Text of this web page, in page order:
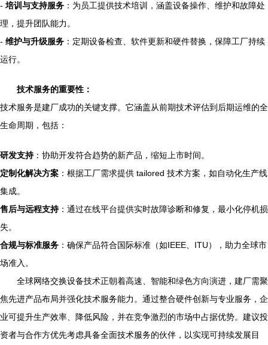
-培训与支持服务 ：为员工提供技术培训，涵盖设备操作、维护和故障处
理，提升团队能力。
- 维护与升级服务 ：定期设备检查、软件更新和硬件替换，保障工厂持续
运行。
技术服务的重要性：
技术服务是建厂成功的关键支撑。它涵盖从前期技术评估到后期运维的全
生命周期，包括：
研发支持：协助开发符合趋势的新产品，缩短上市时间。
定制化解决方案 ：根据工厂需求提供 tailored 技术方案，如自动化生产线
集成。
售后与远程支持：通过在线平台提供实时故障诊断和修复，最小化停机损
失。
合规与标准服务 ：确保产品符合国际标准（如IEEE、ITU），助力全球市
场准入。
全球网络交换设备技术正朝着高速、智能和绿色方向演进，建厂需聚
焦先进产品布局并强化技术服务能力。通过整合硬件创新与专业服务，企
业可提升生产效率、降低风险，并在竞争激烈的市场中占据优势。建议投
资者与合作方优先考虑具备全面技术服务的伙伴，以实现可持续发展目